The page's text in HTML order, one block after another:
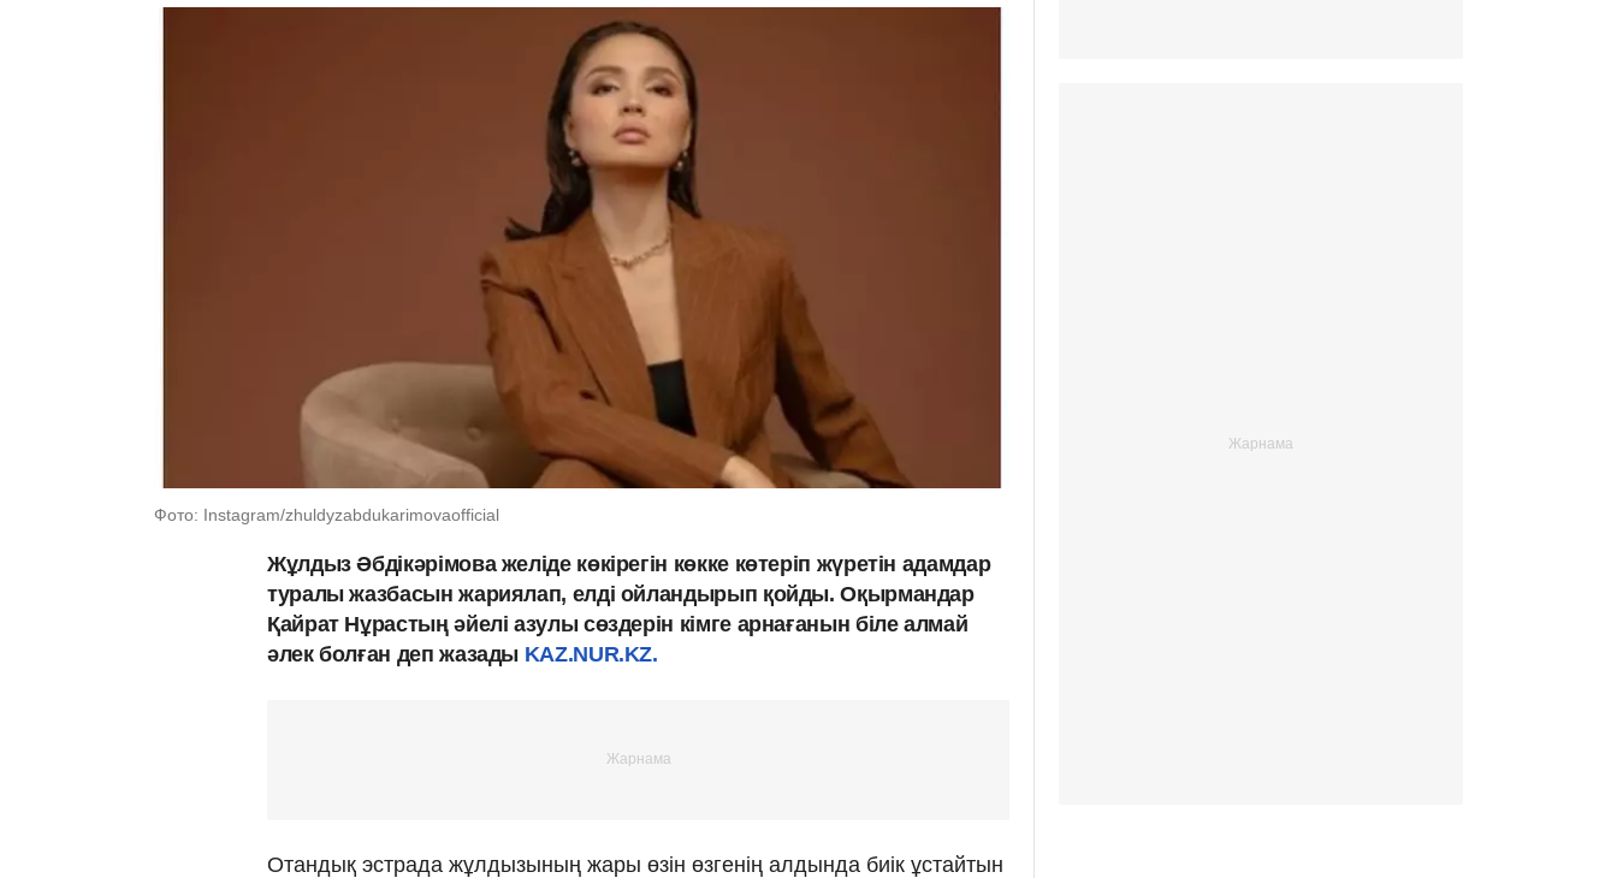
Фото: Instagram/zhuldyzabdukarimovaofficial
Жұлдыз Әбдікәрімова желіде көкірегін көкке көтеріп жүретін адамдар
туралы жазбасын жариялап, елді ойландырып қойды. Оқырмандар
Қайрат Нұрастың әйелі азулы сөздерін кімге арнағанын біле алмай
әлек болған деп жазады KAZ.NUR.KZ.
Отандық эстрада жұлдызының жары өзін өзгенің алдында биік ұстайтын